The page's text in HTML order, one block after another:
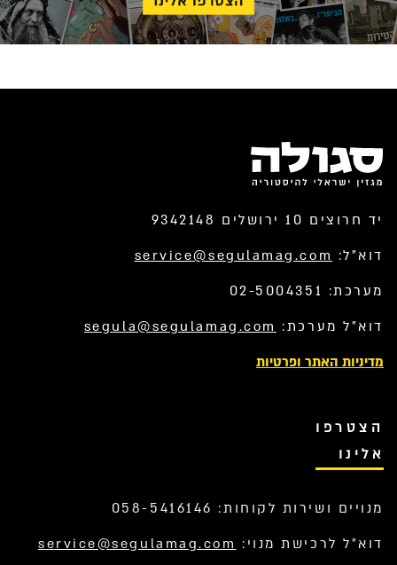
יד חרוצים 10 ירושלים 9342148
דוא”ל: service@segulamag.com
מערכת: 02-5004351
דוא”ל מערכת: segula@segulamag.com
מדיניות האתר ופרטיות
הצטרפו
אלינו
מנויים ושירות לקוחות: 058-5416146
דוא”ל לרכישת מנוי: service@segulamag.com